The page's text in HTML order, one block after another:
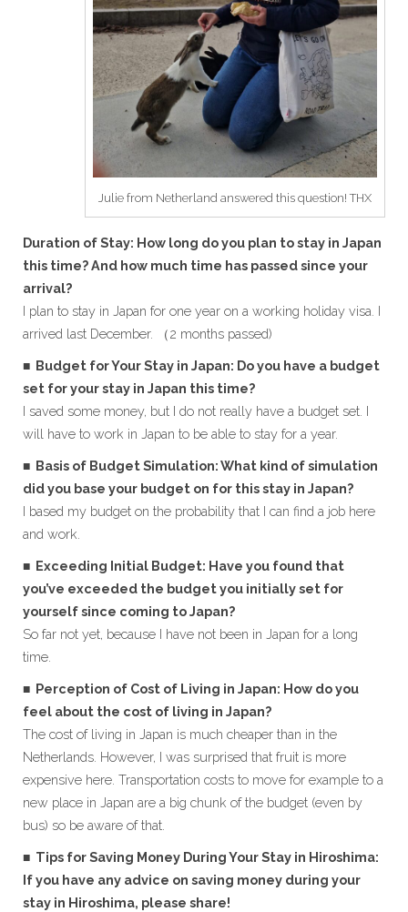
Julie from Netherland answered this question! THX
Duration of Stay: How long do you plan to stay in Japan
this time? And how much time has passed since your
arrival?
I plan to stay in Japan for one year on a working holiday visa. I
arrived last December. （2 months passed)
■ Budget for Your Stay in Japan: Do you have a budget
set for your stay in Japan this time?
I saved some money, but I do not really have a budget set. I
will have to work in Japan to be able to stay for a year.
■ Basis of Budget Simulation: What kind of simulation
did you base your budget on for this stay in Japan?
I based my budget on the probability that I can find a job here
and work.
■ Exceeding Initial Budget: Have you found that
you’ve exceeded the budget you initially set for
yourself since coming to Japan?
So far not yet, because I have not been in Japan for a long
time.
■ Perception of Cost of Living in Japan: How do you
feel about the cost of living in Japan?
The cost of living in Japan is much cheaper than in the
Netherlands. However, I was surprised that fruit is more
expensive here. Transportation costs to move for example to a
new place in Japan are a big chunk of the budget (even by
bus) so be aware of that.
■ Tips for Saving Money During Your Stay in Hiroshima:
If you have any advice on saving money during your
stay in Hiroshima, please share!